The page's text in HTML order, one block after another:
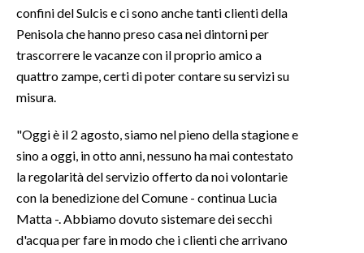
confini del Sulcis e ci sono anche tanti clienti della
Penisola che hanno preso casa nei dintorni per
trascorrere le vacanze con il proprio amico a
quattro zampe, certi di poter contare su servizi su
misura.
"Oggi è il 2 agosto, siamo nel pieno della stagione e
sino a oggi, in otto anni, nessuno ha mai contestato
la regolarità del servizio offerto da noi volontarie
con la benedizione del Comune - continua Lucia
Matta -. Abbiamo dovuto sistemare dei secchi
d'acqua per fare in modo che i clienti che arrivano